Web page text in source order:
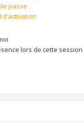
passe
lors de cette session